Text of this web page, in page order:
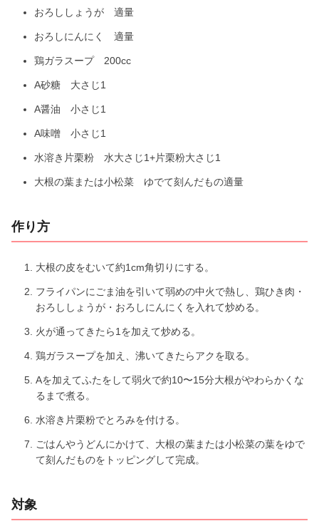
おろししょうが 適量
おろしにんにく 適量
鶏ガラスープ 200cc
A砂糖 大さじ1
A醤油 小さじ1
A味噌 小さじ1
水溶き片栗粉 水大さじ1+片栗粉大さじ1
大根の葉または小松菜 ゆでて刻んだもの適量
作り方
大根の皮をむいて約1cm角切りにする。
フライパンにごま油を引いて弱めの中火で熱し、鶏ひき肉・
おろししょうが・おろしにんにくを入れて炒める。
火が通ってきたら1を加えて炒める。
鶏ガラスープを加え、沸いてきたらアクを取る。
Aを加えてふたをして弱火で約10〜15分大根がやわらかくな
るまで煮る。
水溶き片栗粉でとろみを付ける。
ごはんやうどんにかけて、大根の葉または小松菜の葉をゆで
て刻んだものをトッピングして完成。
対象